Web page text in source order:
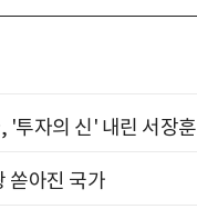
'투자의 신' 내린 서장훈
쏟아진 국가